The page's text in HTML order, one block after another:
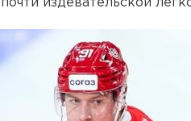
издевательской